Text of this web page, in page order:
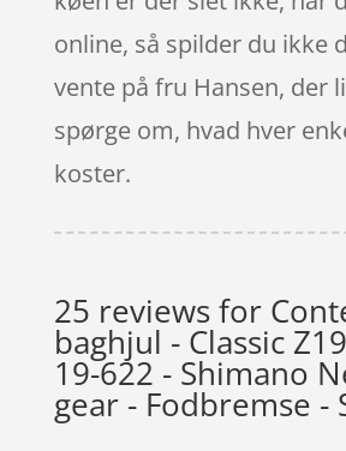
online, så spilder du ikke
vente på fru Hansen, der
spørge om, hvad hver
koster.
25 reviews for
baghjul - Classic
19-622 - Shimano
gear - Fodbremse -